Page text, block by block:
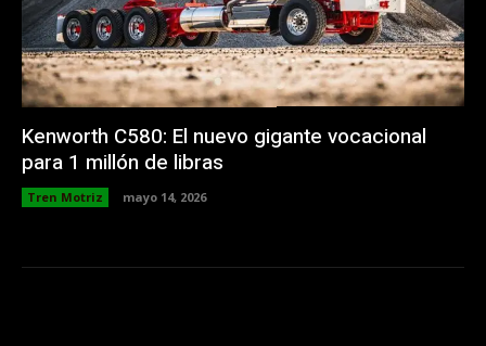
Kenworth C580: El nuevo gigante vocacional
para 1 millón de libras
Tren Motriz mayo 14, 2026